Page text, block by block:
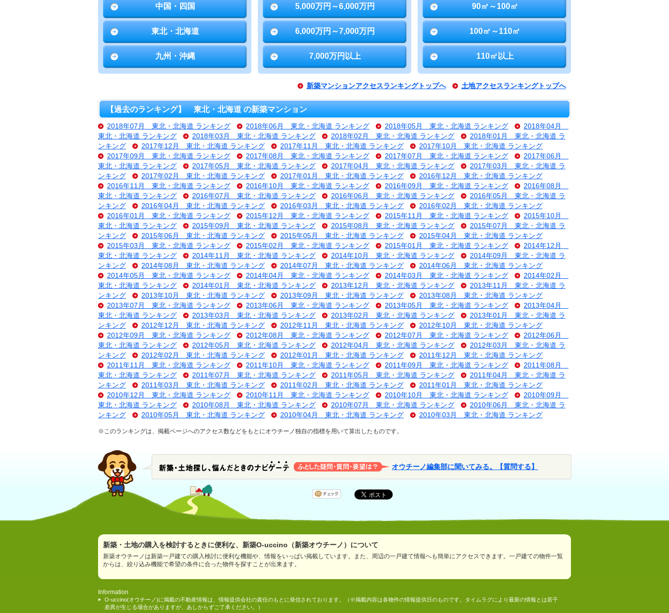
中国・四国
東北・北海道
九州・沖縄
5,000万円～6,000万円
6,000万円～7,000万円
7,000万円以上
90㎡～100㎡
100㎡～110㎡
110㎡以上
新築マンションアクセスランキングトップへ 土地アクセスランキングトップへ
【過去のランキング】 東北・北海道 の新築マンション
2018年07月 東北・北海道 ランキング 2018年06月 東北・北海道 ランキング 2018年05月 東北・北海道 ランキング
2018年04月
東北・北海道 ランキング
2018年03月 東北・北海道 ランキング 2018年02月 東北・北海道 ランキング
2018年01月 東北・北海道 ラ
ンキング
2017年12月 東北・北海道 ランキング 2017年11月 東北・北海道 ランキング
2017年10月 東北・北海道 ランキング
2017年09月 東北・北海道 ランキング
2017年08月 東北・北海道 ランキング 2017年07月 東北・北海道 ランキング
2017年06月
東北・北海道 ランキング
2017年05月 東北・北海道 ランキング 2017年04月 東北・北海道 ランキング
2017年03月 東北・北海道 ラ
ンキング
2017年02月 東北・北海道 ランキング 2017年01月 東北・北海道 ランキング
2016年12月 東北・北海道 ランキング
2016年11月 東北・北海道 ランキング
2016年10月 東北・北海道 ランキング 2016年09月 東北・北海道 ランキング
2016年08月
東北・北海道 ランキング
2016年07月 東北・北海道 ランキング 2016年06月 東北・北海道 ランキング
2016年05月 東北・北海道 ラ
ンキング
2016年04月 東北・北海道 ランキング 2016年03月 東北・北海道 ランキング
2016年02月 東北・北海道 ランキング
2016年01月 東北・北海道 ランキング
2015年12月 東北・北海道 ランキング 2015年11月 東北・北海道 ランキング
2015年10月
東北・北海道 ランキング
2015年09月 東北・北海道 ランキング 2015年08月 東北・北海道 ランキング
2015年07月 東北・北海道 ラ
ンキング
2015年06月 東北・北海道 ランキング 2015年05月 東北・北海道 ランキング
2015年04月 東北・北海道 ランキング
2015年03月 東北・北海道 ランキング
2015年02月 東北・北海道 ランキング 2015年01月 東北・北海道 ランキング
2014年12月
東北・北海道 ランキング
2014年11月 東北・北海道 ランキング 2014年10月 東北・北海道 ランキング
2014年09月 東北・北海道 ラ
ンキング
2014年08月 東北・北海道 ランキング 2014年07月 東北・北海道 ランキング
2014年06月 東北・北海道 ランキング
2014年05月 東北・北海道 ランキング
2014年04月 東北・北海道 ランキング 2014年03月 東北・北海道 ランキング
2014年02月
東北・北海道 ランキング
2014年01月 東北・北海道 ランキング 2013年12月 東北・北海道 ランキング
2013年11月 東北・北海道 ラ
ンキング
2013年10月 東北・北海道 ランキング 2013年09月 東北・北海道 ランキング
2013年08月 東北・北海道 ランキング
2013年07月 東北・北海道 ランキング
2013年06月 東北・北海道 ランキング 2013年05月 東北・北海道 ランキング
2013年04月
東北・北海道 ランキング
2013年03月 東北・北海道 ランキング 2013年02月 東北・北海道 ランキング
2013年01月 東北・北海道 ラ
ンキング
2012年12月 東北・北海道 ランキング 2012年11月 東北・北海道 ランキング
2012年10月 東北・北海道 ランキング
2012年09月 東北・北海道 ランキング
2012年08月 東北・北海道 ランキング 2012年07月 東北・北海道 ランキング
2012年06月
東北・北海道 ランキング
2012年05月 東北・北海道 ランキング 2012年04月 東北・北海道 ランキング
2012年03月 東北・北海道 ラ
ンキング
2012年02月 東北・北海道 ランキング 2012年01月 東北・北海道 ランキング
2011年12月 東北・北海道 ランキング
2011年11月 東北・北海道 ランキング
2011年10月 東北・北海道 ランキング 2011年09月 東北・北海道 ランキング
2011年08月
東北・北海道 ランキング
2011年07月 東北・北海道 ランキング 2011年05月 東北・北海道 ランキング
2011年04月 東北・北海道 ラ
ンキング
2011年03月 東北・北海道 ランキング 2011年02月 東北・北海道 ランキング
2011年01月 東北・北海道 ランキング
2010年12月 東北・北海道 ランキング
2010年11月 東北・北海道 ランキング 2010年10月 東北・北海道 ランキング
2010年09月
東北・北海道 ランキング
2010年08月 東北・北海道 ランキング 2010年07月 東北・北海道 ランキング
2010年06月 東北・北海道 ラ
ンキング
2010年05月 東北・北海道 ランキング 2010年04月 東北・北海道 ランキング 2010年03月 東北・北海道 ランキング
※このランキングは、掲載ページへのアクセス数などをもとにオウチーノ独自の指標を用いて算出したものです。
オウチーノ編集部に聞いてみる。【質問する】
新築・土地の購入を検討するときに便利な、新築O-uccino（新築オウチーノ）について
新築オウチーノは新築一戸建ての購入検討に便利な機能や、情報をいっぱい掲載しています。また、周辺の一戸建て情報へも簡単にアクセスできます。一戸建ての物件一覧
からは、絞り込み機能で希望の条件に合った物件を探すことが出来ます。
Information
O-uccino(オウチーノ)に掲載の不動産情報は、情報提供会社の責任のもとに発信されております。（※掲載内容は各物件の情報提供日のものです。タイムラグにより最新の情報とは若干
差異が生じる場合がありますが、あしからずご了承ください。）